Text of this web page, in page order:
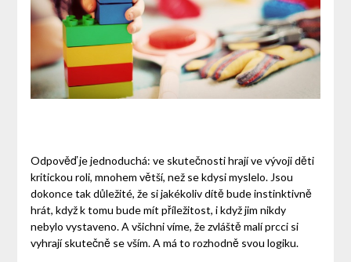
Odpověď je jednoduchá: ve skutečnosti hrají ve vývoji děti
kritickou roli, mnohem větší, než se kdysi myslelo. Jsou
dokonce tak důležité, že si jakékoliv dítě bude instinktivně
hrát, když k tomu bude mít příležitost, i když jim nikdy
nebylo vystaveno. A všichni víme, že zvláště malí prcci si
vyhrají skutečně se vším. A má to rozhodně svou logiku.